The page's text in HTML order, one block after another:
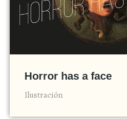
Horror has a face
Ilustración